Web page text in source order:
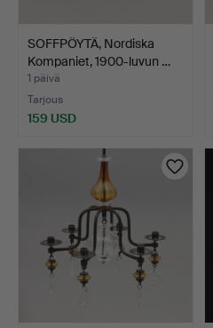
SOFFPÖYTÄ, Nordiska
Kompaniet, 1900-luvun …
1 päivä
Tarjous
159 USD